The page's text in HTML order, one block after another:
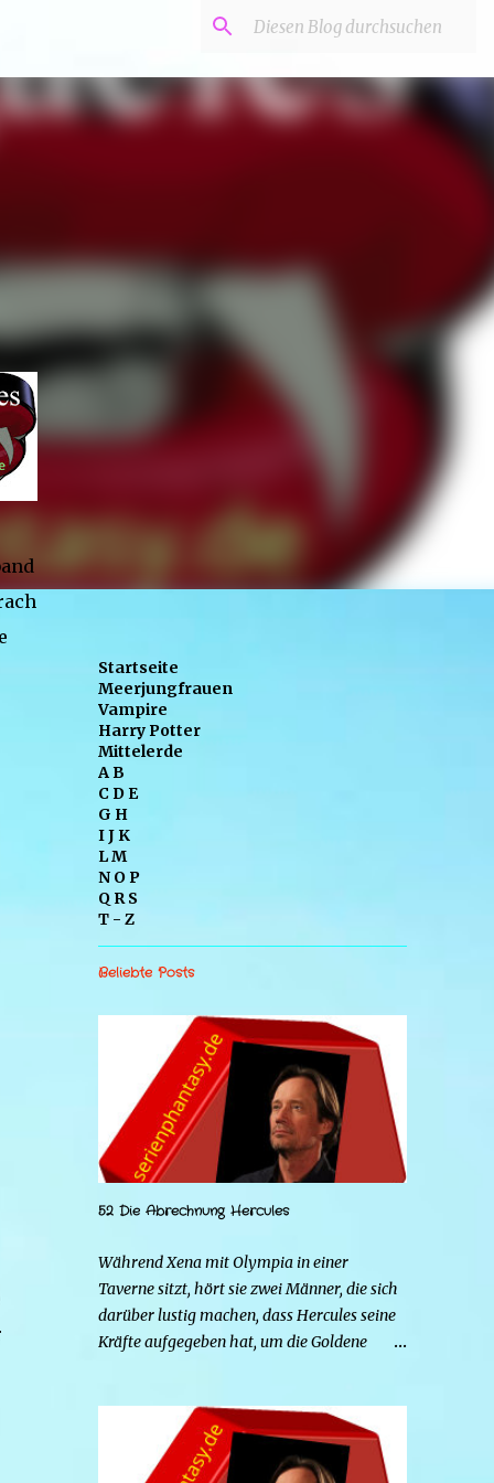
Startseite
Meerjungfrauen
Vampire
Harry Potter
Mittelerde
A B
C D E
G H
I J K
L M
N O P
Q R S
T - Z
Beliebte Posts
52 Die Abrechnung Hercules
Während Xena mit Olympia in einer
Taverne sitzt, hört sie zwei Männer, die sich
darüber lustig machen, dass Hercules seine
Kräfte aufgegeben hat, um die Goldene
Grund zu gehen. Tatsächlich handelt es sich
bei den beiden Männern um Mars und Strife.
Serena ist glücklich mit ihrem neuen Leben